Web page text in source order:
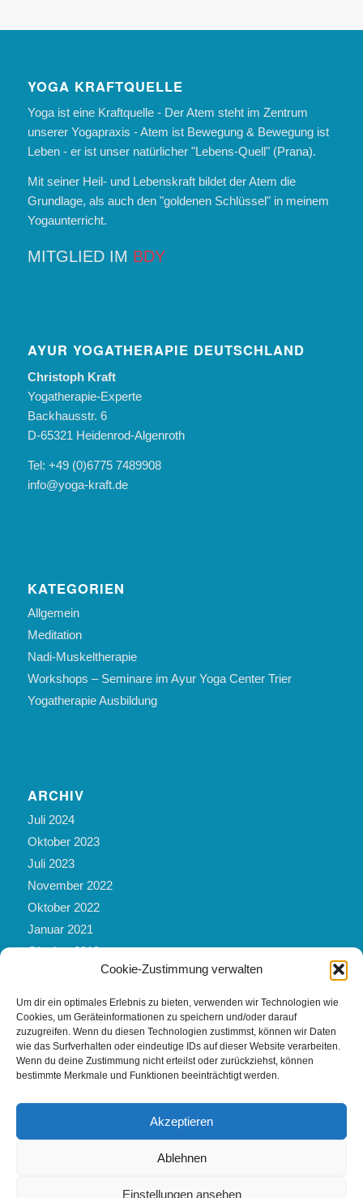
Cookie-Zustimmung verwalten
Um dir ein optimales Erlebnis zu bieten, verwenden wir Technologien wie
Cookies, um Geräteinformationen zu speichern und/oder darauf
zuzugreifen. Wenn du diesen Technologien zustimmst, können wir Daten
wie das Surfverhalten oder eindeutige IDs auf dieser Website verarbeiten.
Wenn du deine Zustimmung nicht erteilst oder zurückziehst, können
bestimmte Merkmale und Funktionen beeinträchtigt werden.
Akzeptieren
Ablehnen
Einstellungen ansehen
YOGA KRAFTQUELLE
Yoga ist eine Kraftquelle - Der Atem steht im Zentrum
unserer Yogapraxis - Atem ist Bewegung & Bewegung ist
Leben - er ist unser natürlicher "Lebens-Quell" (Prana).
Mit seiner Heil- und Lebenskraft bildet der Atem die
Grundlage, als auch den "goldenen Schlüssel" in meinem
Yogaunterricht.
MITGLIED IM BDY
AYUR YOGATHERAPIE DEUTSCHLAND
Christoph Kraft
Yogatherapie-Experte
Backhausstr. 6
D-65321 Heidenrod-Algenroth
Tel: +49 (0)6775 7489908
info@yoga-kraft.de
KATEGORIEN
Allgemein
Meditation
Nadi-Muskeltherapie
Workshops – Seminare im Ayur Yoga Center Trier
Yogatherapie Ausbildung
ARCHIV
Juli 2024
Oktober 2023
Juli 2023
November 2022
Oktober 2022
Januar 2021
Oktober 2019
Februar 2017
November 2016
Februar 2016
September 2012